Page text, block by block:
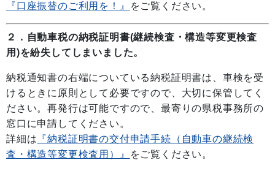
『口座振替のご利用を！』 をご覧ください。
２．自動車税の納税証明書(継続検査・構造等変更検査
用)を紛失してしまいました。
納税通知書の右端についている納税証明書は、車検を受
けるときに原則として必要ですので、大切に保管してく
ださい。再発行は可能ですので、最寄りの県税事務所の
窓口に申請してください。
詳細は 『納税証明書の交付申請手続（自動車の継続検
査・構造等変更検査用）』
をご覧ください。